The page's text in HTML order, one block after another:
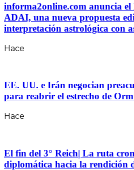
informa2online.com anuncia el
ADAI, una nueva propuesta
interpretación astrológica con
Hace
EE. UU. e Irán negocian
para reabrir el estrecho de
Hace
El fin del 3° Reich| La ruta
diplomática hacia la rendición